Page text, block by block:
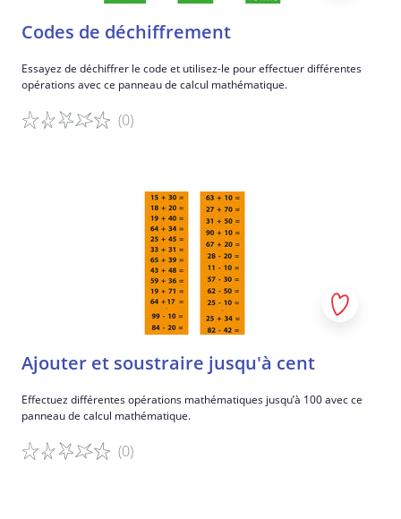
Codes de déchiffrement
Essayez de déchiffrer le code et utilisez-le pour effectuer différentes
opérations avec ce panneau de calcul mathématique.
(0)
Ajouter et soustraire jusqu'à cent
Effectuez différentes opérations mathématiques jusqu’à 100 avec ce
panneau de calcul mathématique.
(0)